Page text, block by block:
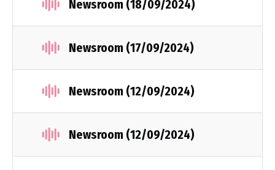
Newsroom (18/09/2024)
Newsroom (17/09/2024)
Newsroom (12/09/2024)
Newsroom (12/09/2024)